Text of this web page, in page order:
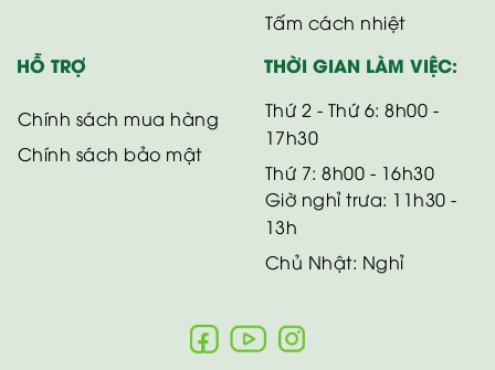
Tấm cách nhiệt
HỖ TRỢ
Chính sách mua hàng
Chính sách bảo mật
THỜI GIAN LÀM VIỆC:
Thứ 2 - Thứ 6: 8h00 -
17h30
Thứ 7: 8h00 - 16h30
Giờ nghỉ trưa: 11h30 -
13h
Chủ Nhật: Nghỉ